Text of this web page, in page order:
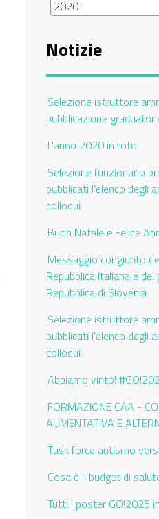
Notizie
Selezione istruttore
pubblicazione
L'anno 2020 in foto
Selezione funzionario
pubblicati l'elenco degli
colloqui
Buon Natale e Felice
Messaggio congiunto
Repubblica Italiana e
Repubblica di Slovenia
Selezione istruttore
pubblicati l'elenco degli
colloqui
Abbiamo vinto!
FORMAZIONE CAA -
AUMENTATIVA E
Task force autismo
Cosa è il budget di
Tutti i poster GO!2025